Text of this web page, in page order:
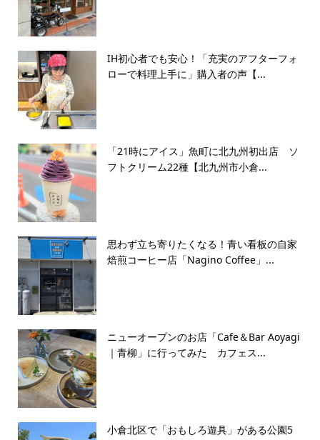
IH初心者でも安心！「充実のアフターフォ
ローで料理上手に」購入者の声【...
「21時にアイス」魚町に北九州初出店 ソ
フトクリーム22種【北九州市小倉...
思わず立ち寄りたくなる！青い看板の自家
焙煎コーヒー店「Nagino Coffee」...
ニューオープンのお店「Cafe＆Bar Aoyagi
｜青柳」に行ってみた カフェス...
小倉北区で「おもしろ遊具」がある公園5